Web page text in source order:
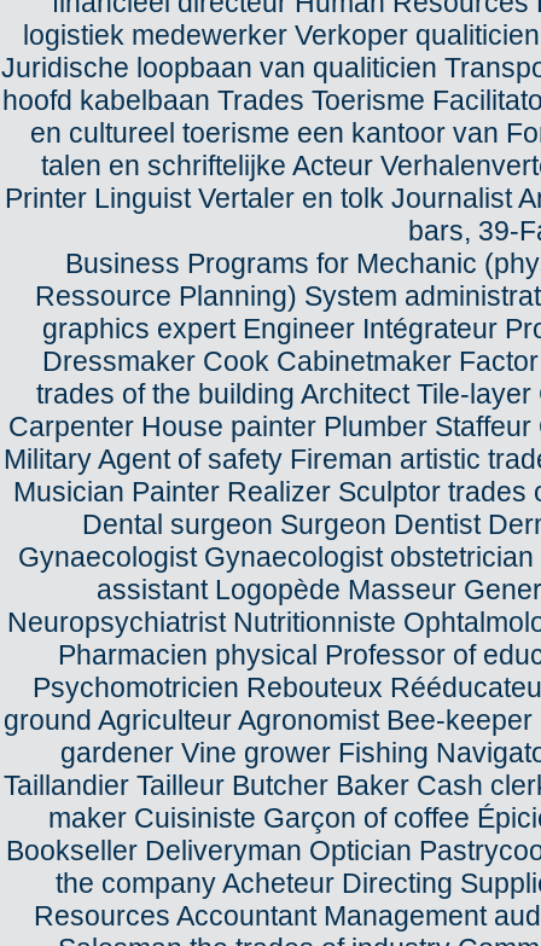
logistiek medewerker Verkoper
Juridische loopbaan van qualiticien
hoofd kabelbaan Trades Toerisme
en cultureel toerisme een kantoor van
talen en schriftelijke Acteur
Printer Linguist Vertaler en tolk Journalist
bars, 39-
Business Programs for Mechanic
Ressource Planning) System
graphics expert Engineer Intégrateur
Dressmaker Cook Cabinetmaker
trades of the building Architect Tile-
Carpenter House painter Plumber
Military Agent of safety Fireman artistic
Musician Painter Realizer Sculptor
Dental surgeon Surgeon Dentist
Gynaecologist Gynaecologist
assistant Logopède Masseur
Neuropsychiatrist Nutritionniste
Pharmacien physical Professor of
Psychomotricien Rebouteux
ground Agriculteur Agronomist Bee-
gardener Vine grower Fishing
Taillandier Tailleur Butcher Baker Cash
maker Cuisiniste Garçon of coffee
Bookseller Deliveryman Optician
the company Acheteur Directing
Resources Accountant Management